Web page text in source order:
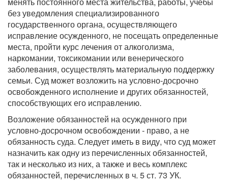
без уведомления специализированного
государственного органа, осуществляющего
исправление осужденного, не посещать определенные
места, пройти курс лечения от алкоголизма,
наркомании, токсикомании или венерического
заболевания, осуществлять материальную поддержку
семьи. Суд может возложить на условно-досрочно
освобожденного исполнение и других обязанностей,
способствующих его исправлению.
Возложение обязанностей на осужденного при
условно-досрочном освобождении - право, а не
обязанность суда. Следует иметь в виду, что суд может
назначить как одну из перечисленных обязанностей,
так и несколько из них, а также и весь комплекс
обязанностей, перечисленных в ч. 5 ст. 73 УК.